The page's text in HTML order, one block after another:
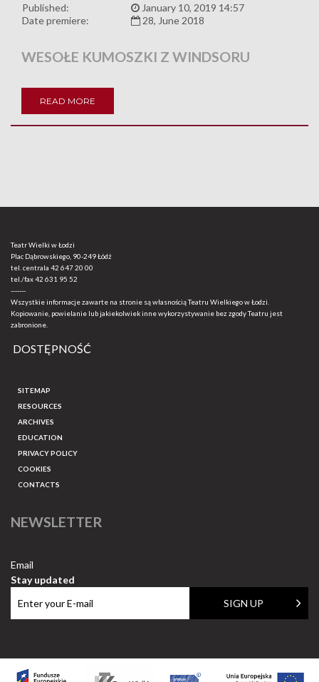
Published:
January 10, 2019 14:57
Date premiere:
28, June 2018
WESOŁE KUMOSZKI Z WINDSORU
READ MORE
Teatr Wielki w Łodzi
Plac Dąbrowskiego, 90-249 Łódź
tel. centrala 42 647 20 00
tel./fax42 631 95 52
-------
Wszystkie informacje zawarte na stronie są własnością Teatru Wielkiego w Łodzi.
Kopiowanie, powielanie lub jakiekolwiek inne wykorzystywanie bez zgody Teatru jest
zabronione.
DOSTĘPNOŚĆ
SITEMAP
RESOURCES
ARCHIVES
EDUCATION
PRIVACY POLICY
COOKIES
CONTACTS
NEWSLETTER
Email
Stay updated